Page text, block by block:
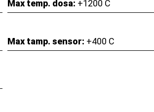
Max temp. dosa: +1200 C
Max tamp. sensor: +400 C